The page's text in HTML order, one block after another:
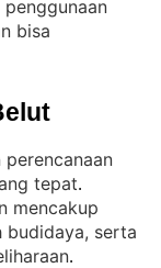
bisa
tepat
mencakup
budidaya, serta